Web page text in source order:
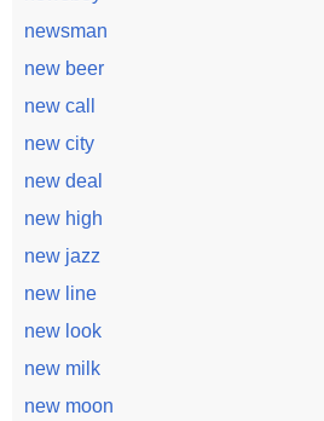
newsman
new beer
new call
new city
new deal
new high
new jazz
new line
new look
new milk
new moon